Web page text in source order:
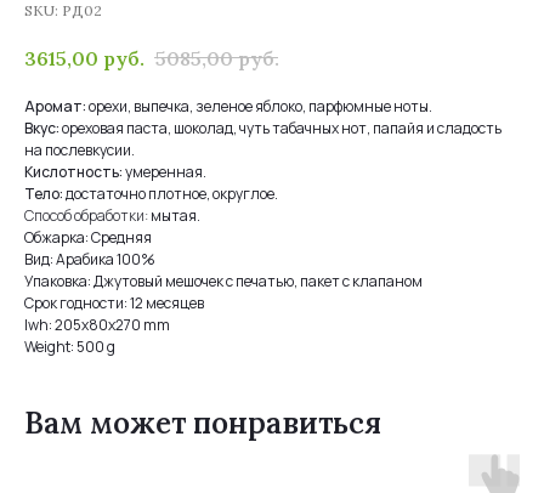
SKU: РД02
3615,00 руб. 5085,00 руб.
Аромат:орехи, выпечка, зеленое яблоко, парфюмные ноты.
Вкус:ореховая паста, шоколад, чуть табачных нот, папайя и сладость
на послевкусии.
Кислотность:умеренная.
Тело:достаточно плотное, округлое.
Способ обработки:мытая.
Обжарка: Средняя
Вид: Арабика 100%
Упаковка: Джутовый мешочек с печатью, пакет с клапаном
Срок годности: 12 месяцев
lwh: 205x80x270 mm
Weight: 500 g
Вам может понравиться